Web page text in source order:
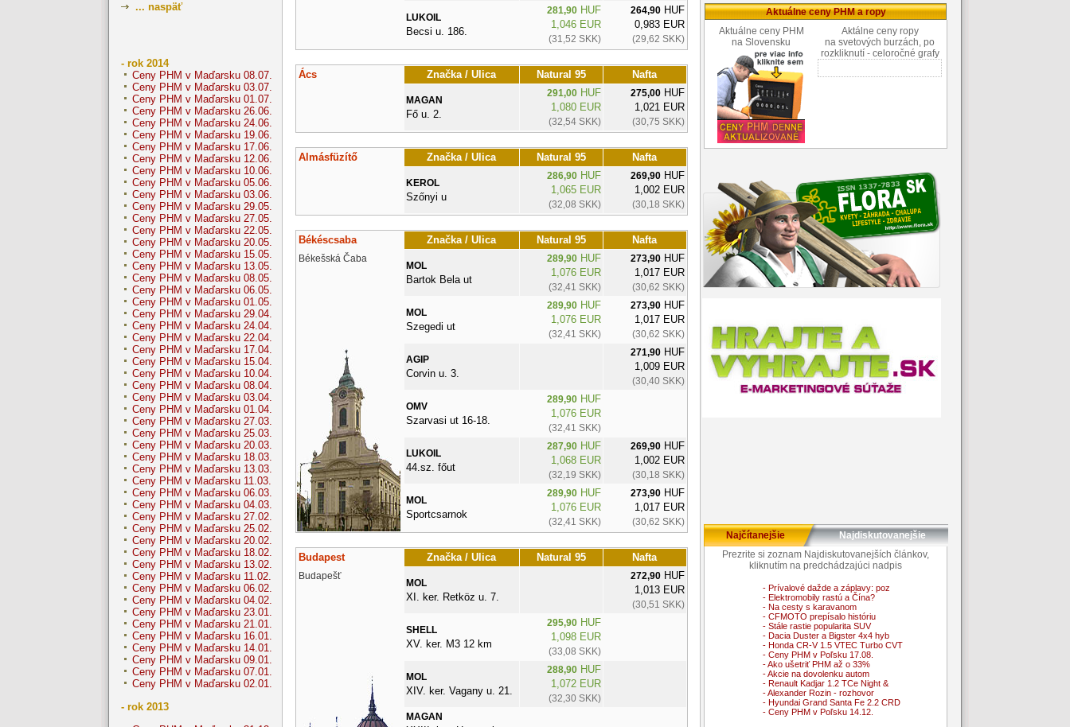
... naspäť
- rok 2014
Ceny PHM v Maďarsku 08.07.
Ceny PHM v Maďarsku 03.07.
Ceny PHM v Maďarsku 01.07.
Ceny PHM v Maďarsku 26.06.
Ceny PHM v Maďarsku 24.06.
Ceny PHM v Maďarsku 19.06.
Ceny PHM v Maďarsku 17.06.
Ceny PHM v Maďarsku 12.06.
Ceny PHM v Maďarsku 10.06.
Ceny PHM v Maďarsku 05.06.
Ceny PHM v Maďarsku 03.06.
Ceny PHM v Maďarsku 29.05.
Ceny PHM v Maďarsku 27.05.
Ceny PHM v Maďarsku 22.05.
Ceny PHM v Maďarsku 20.05.
Ceny PHM v Maďarsku 15.05.
Ceny PHM v Maďarsku 13.05.
Ceny PHM v Maďarsku 08.05.
Ceny PHM v Maďarsku 06.05.
Ceny PHM v Maďarsku 01.05.
Ceny PHM v Maďarsku 29.04.
Ceny PHM v Maďarsku 24.04.
Ceny PHM v Maďarsku 22.04.
Ceny PHM v Maďarsku 17.04.
Ceny PHM v Maďarsku 15.04.
Ceny PHM v Maďarsku 10.04.
Ceny PHM v Maďarsku 08.04.
Ceny PHM v Maďarsku 03.04.
Ceny PHM v Maďarsku 01.04.
Ceny PHM v Maďarsku 27.03.
Ceny PHM v Maďarsku 25.03.
Ceny PHM v Maďarsku 20.03.
Ceny PHM v Maďarsku 18.03.
Ceny PHM v Maďarsku 13.03.
Ceny PHM v Maďarsku 11.03.
Ceny PHM v Maďarsku 06.03.
Ceny PHM v Maďarsku 04.03.
Ceny PHM v Maďarsku 27.02.
Ceny PHM v Maďarsku 25.02.
Ceny PHM v Maďarsku 20.02.
Ceny PHM v Maďarsku 18.02.
Ceny PHM v Maďarsku 13.02.
Ceny PHM v Maďarsku 11.02.
Ceny PHM v Maďarsku 06.02.
Ceny PHM v Maďarsku 04.02.
Ceny PHM v Maďarsku 23.01.
Ceny PHM v Maďarsku 21.01.
Ceny PHM v Maďarsku 16.01.
Ceny PHM v Maďarsku 14.01.
Ceny PHM v Maďarsku 09.01.
Ceny PHM v Maďarsku 07.01.
Ceny PHM v Maďarsku 02.01.
- rok 2013
LUKOIL
Becsi u. 186.
281,90HUF
1,046 EUR
(31,52 SKK)
264,90HUF
0,983 EUR
(29,62 SKK)
Ács Značka / Ulica Natural 95 Nafta
MAGAN
Fő u. 2.
291,00HUF
1,080 EUR
(32,54 SKK)
275,00HUF
1,021 EUR
(30,75 SKK)
Almásfüzítő Značka / Ulica Natural 95 Nafta
KEROL
Szőnyi u
286,90HUF
1,065 EUR
(32,08 SKK)
269,90HUF
1,002 EUR
(30,18 SKK)
Békéscsaba Značka / Ulica Natural 95 Nafta
Békešská Čaba
MOL
Bartok Bela ut
289,90HUF
1,076 EUR
(32,41 SKK)
273,90HUF
1,017 EUR
(30,62 SKK)
MOL
Szegedi ut
289,90HUF
1,076 EUR
(32,41 SKK)
273,90HUF
1,017 EUR
(30,62 SKK)
AGIP
Corvin u. 3.
271,90HUF
1,009 EUR
(30,40 SKK)
OMV
Szarvasi ut 16-18.
289,90HUF
1,076 EUR
(32,41 SKK)
LUKOIL
44.sz. főut
287,90HUF
1,068 EUR
(32,19 SKK)
269,90HUF
1,002 EUR
(30,18 SKK)
MOL
Sportcsarnok
289,90HUF
1,076 EUR
(32,41 SKK)
273,90HUF
1,017 EUR
(30,62 SKK)
Budapest Značka / Ulica Natural 95 Nafta
Budapešť
MOL
XI. ker. Retköz u. 7.
272,90HUF
1,013 EUR
(30,51 SKK)
SHELL
XV. ker. M3 12 km
295,90HUF
1,098 EUR
(33,08 SKK)
MOL
XIV. ker. Vagany u. 21.
288,90HUF
1,072 EUR
(32,30 SKK)
MAGAN
Aktuálne ceny PHM a ropy
Aktuálne ceny PHM
na Slovensku
Aktálne ceny ropy
na svetových burzách, po
rozkliknutí - celoročné grafy
Najčítanejšie
Najdiskutovanejšie
Prezrite si zoznam Najdiskutovanejších článkov,
kliknutím na predchádzajúci nadpis
- Prívalové dažde a záplavy: poz
- Elektromobily rastú a Čína?
- Na cesty s karavanom
- CFMOTO prepísalo históriu
- Stále rastie popularita SUV
- Dacia Duster a Bigster 4x4 hyb
- Honda CR-V 1.5 VTEC Turbo CVT
- Ceny PHM v Poľsku 17.08.
- Ako ušetriť PHM až o 33%
- Akcie na dovolenku autom
- Renault Kadjar 1.2 TCe Night &
- Alexander Rozin - rozhovor
- Hyundai Grand Santa Fe 2.2 CRD
- Ceny PHM v Poľsku 14.12.